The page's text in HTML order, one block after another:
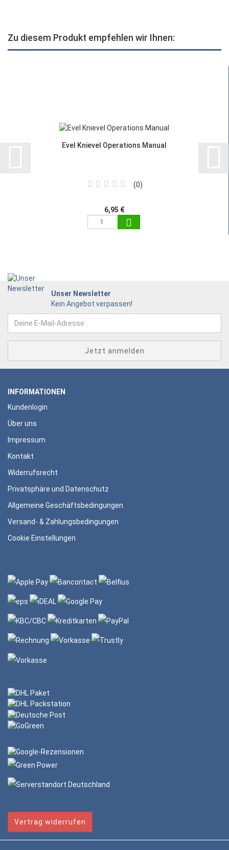
Zu diesem Produkt empfehlen wir Ihnen:
Evel Knievel Operations Manual
0
6,95 €
Unser Newsletter
Kein Angebot verpassen!
INFORMATIONEN
Kundenlogin
Über uns
Impressum
Kontakt
Widerrufsrecht
Privatsphäre und Datenschutz
Allgemeine Geschäftsbedingungen
Versand- & Zahlungsbedingungen
Cookie Einstellungen
Vertrag widerrufen